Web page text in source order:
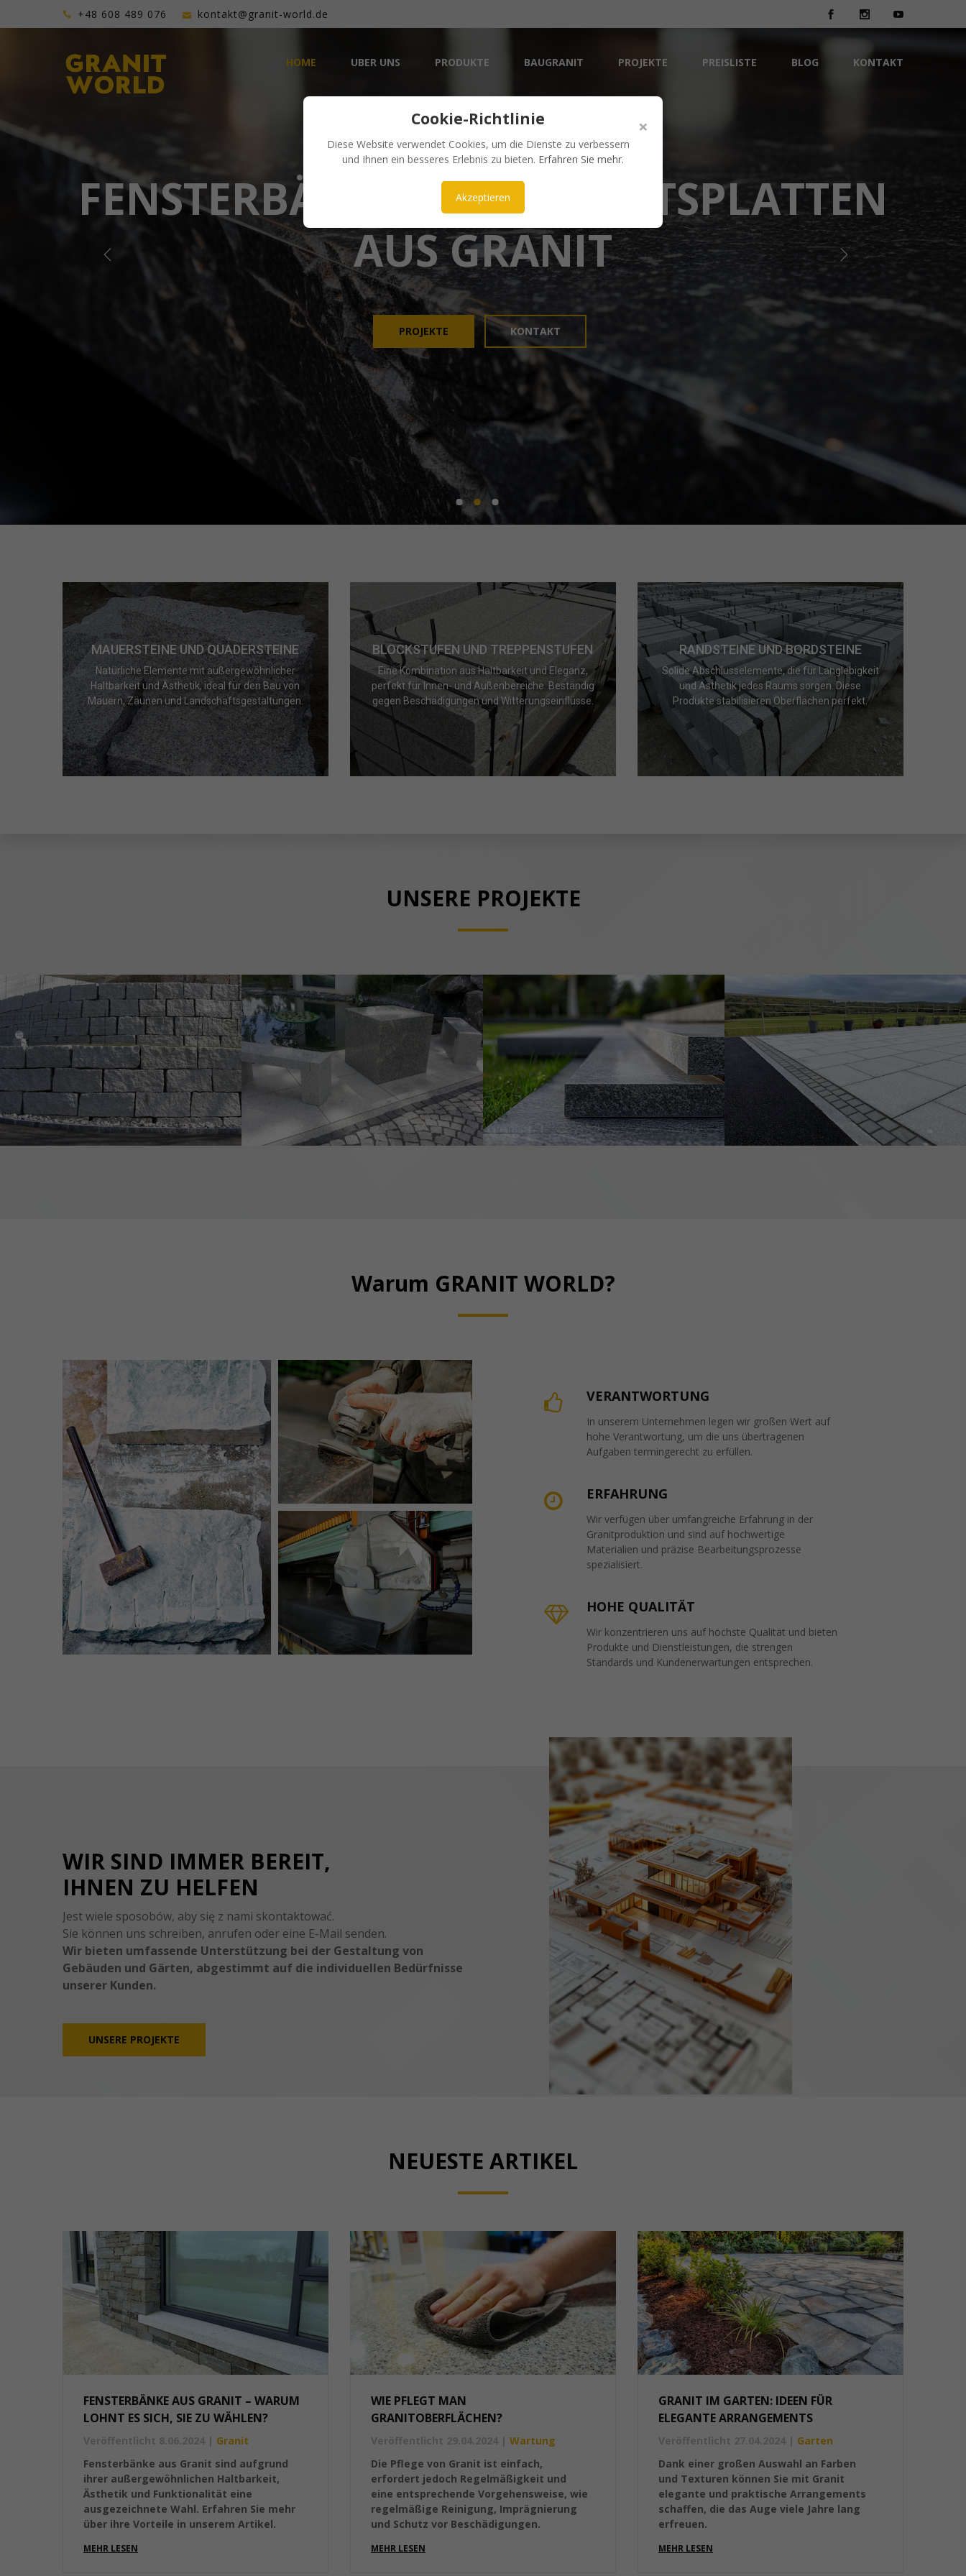
×
Cookie-Richtlinie
Diese Website verwendet Cookies, um die Dienste zu verbessern
und Ihnen ein besseres Erlebnis zu bieten. Erfahren Sie mehr.
Akzeptieren
+48 608 489 076 kontakt@granit-world.de
HOME UBER UNS PRODUKTE BAUGRANIT PROJEKTE PREISLISTE BLOG KONTAKT
ÄSTHETISCH UND ZEITLOS
FENSTERBÄNKE UND ARBEITSPLATTEN
AUS GRANIT
PROJEKTE KONTAKT
MAUERSTEINE UND QUADERSTEINE
Natürliche Elemente mit außergewöhnlicher
Haltbarkeit und Ästhetik, ideal für den Bau von
Mauern, Zäunen und Landschaftsgestaltungen.
BLOCKSTUFEN UND TREPPENSTUFEN
Eine Kombination aus Haltbarkeit und Eleganz,
perfekt für Innen- und Außenbereiche. Beständig
gegen Beschädigungen und Witterungseinflüsse.
RANDSTEINE UND BORDSTEINE
Solide Abschlusselemente, die für Langlebigkeit
und Ästhetik jedes Raums sorgen. Diese
Produkte stabilisieren Oberflächen perfekt.
UNSERE PROJEKTE
Warum GRANIT WORLD?
VERANTWORTUNG
In unserem Unternehmen legen wir großen Wert auf
hohe Verantwortung, um die uns übertragenen
Aufgaben termingerecht zu erfüllen.
ERFAHRUNG
Wir verfügen über umfangreiche Erfahrung in der
Granitproduktion und sind auf hochwertige
Materialien und präzise Bearbeitungsprozesse
spezialisiert.
HOHE QUALITÄT
Wir konzentrieren uns auf höchste Qualität und bieten
Produkte und Dienstleistungen, die strengen
Standards und Kundenerwartungen entsprechen.
WIR SIND IMMER BEREIT,
IHNEN ZU HELFEN
Jest wiele sposobów, aby się z nami skontaktować.
Sie können uns schreiben, anrufen oder eine E-Mail senden.
Wir bieten umfassende Unterstützung bei der Gestaltung von
Gebäuden und Gärten, abgestimmt auf die individuellen Bedürfnisse
unserer Kunden.
UNSERE PROJEKTE
NEUESTE ARTIKEL
FENSTERBÄNKE AUS GRANIT – WARUM
LOHNT ES SICH, SIE ZU WÄHLEN?
Veröffentlicht 8.06.2024 | Granit
Fensterbänke aus Granit sind aufgrund
ihrer außergewöhnlichen Haltbarkeit,
Ästhetik und Funktionalität eine
ausgezeichnete Wahl. Erfahren Sie mehr
über ihre Vorteile in unserem Artikel.
MEHR LESEN
WIE PFLEGT MAN
GRANITOBERFLÄCHEN?
Veröffentlicht 29.04.2024 | Wartung
Die Pflege von Granit ist einfach,
erfordert jedoch Regelmäßigkeit und
eine entsprechende Vorgehensweise, wie
regelmäßige Reinigung, Imprägnierung
und Schutz vor Beschädigungen.
MEHR LESEN
GRANIT IM GARTEN: IDEEN FÜR
ELEGANTE ARRANGEMENTS
Veröffentlicht 27.04.2024 | Garten
Dank einer großen Auswahl an Farben
und Texturen können Sie mit Granit
elegante und praktische Arrangements
schaffen, die das Auge viele Jahre lang
erfreuen.
MEHR LESEN